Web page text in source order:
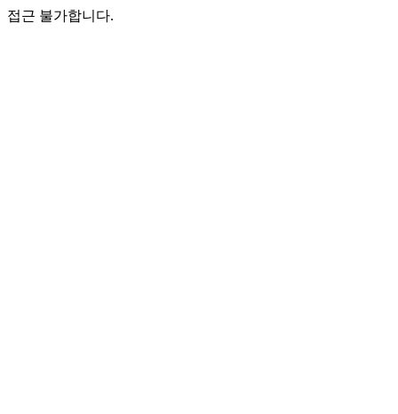
접근 불가합니다.